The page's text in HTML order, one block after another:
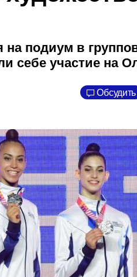
подиум в
себе участие на
Обсудить